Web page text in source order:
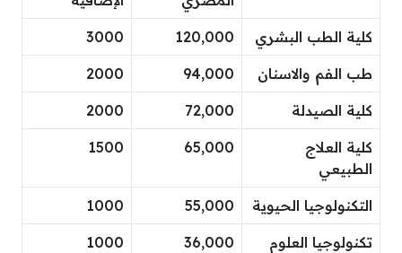
كلية الطب البشري 120,000
3000
طب الفم والاسنان 94,000
2000
كلية الصيدلة 72,000
2000
كلية العلاج
الطبيعي
65,000
1500
التكنولوجيا الحيوية 55,000
1000
تكنولوجيا العلوم
36,000
1000